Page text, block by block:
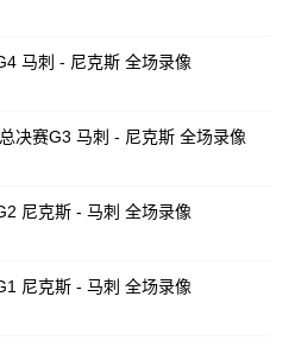
马刺 - 尼克斯 全场录像
决赛G3 马刺 - 尼克斯 全场录像
尼克斯 - 马刺 全场录像
尼克斯 - 马刺 全场录像